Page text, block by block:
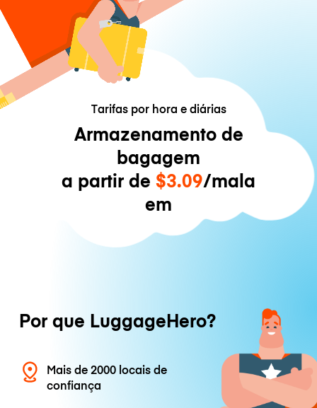
Tarifas por hora e diárias
Armazenamento de
bagagem
a partir de $3.09/mala
em
Por que LuggageHero?
Mais de 2000 locais de
confiança